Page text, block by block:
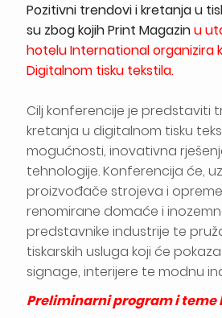
Pozitivni trendovi i kretanja u
su zbog kojih Print Magazinu
hotelu International organizira
Digitalnom tisku tekstila.
Cilj konferencije je predstaviti
kretanja u digitalnom tisku
mogućnosti, inovativna
tehnologije. Konferencija će,
proizvođače strojeva i
renomirane domaće i
predstavnike industrije te
tiskarskih usluga koji će
signage, interijere te modnu
Preliminarni program i teme